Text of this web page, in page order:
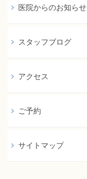
医院からのお知らせ
スタッフブログ
アクセス
ご予約
サイトマップ